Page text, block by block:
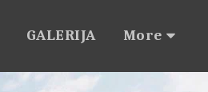
GALERIJA More